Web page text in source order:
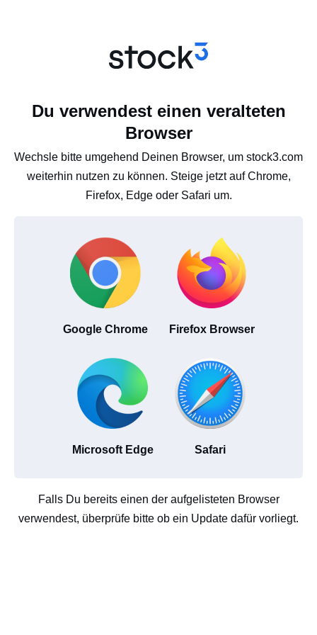
Du verwendest einen veralteten
Browser
Wechsle bitte umgehend Deinen Browser, um stock3.com
weiterhin nutzen zu können. Steige jetzt auf Chrome,
Firefox, Edge oder Safari um.
Google Chrome Firefox Browser
Microsoft Edge Safari
Falls Du bereits einen der aufgelisteten Browser
verwendest, überprüfe bitte ob ein Update dafür vorliegt.